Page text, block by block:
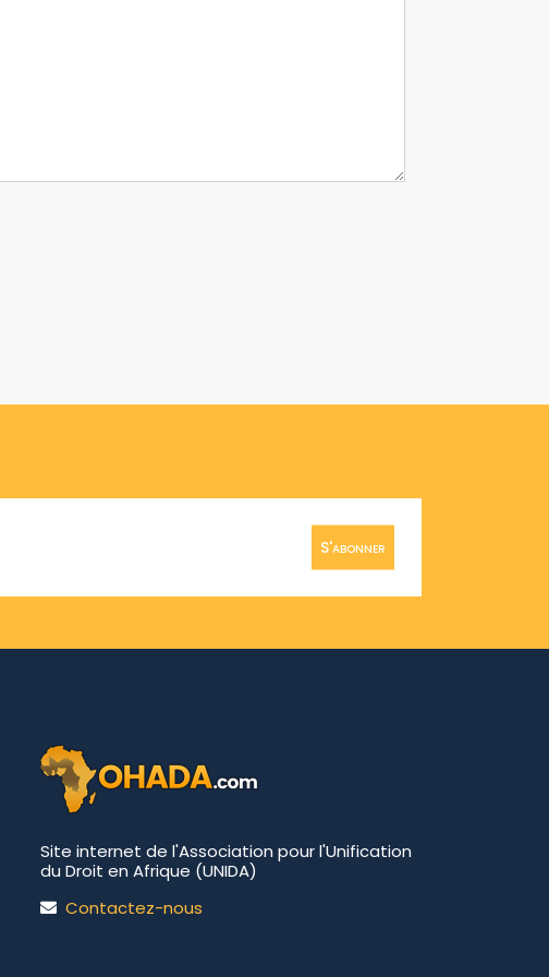
S'abonner
Site internet de l'Association pour l'Unification
du Droit en Afrique (UNIDA)
Contactez-nous